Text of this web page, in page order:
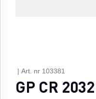
| Art. nr 103381
GP CR